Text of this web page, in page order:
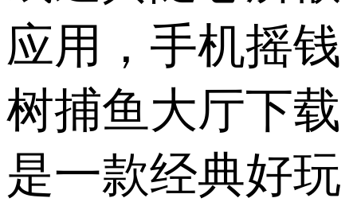
应用，手机摇钱
树捕鱼大厅下载
是一款经典好玩